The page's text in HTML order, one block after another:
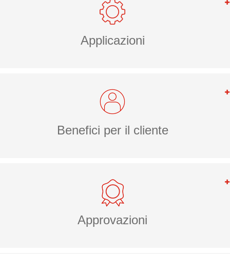
Applicazioni
Benefici per il cliente
Approvazioni